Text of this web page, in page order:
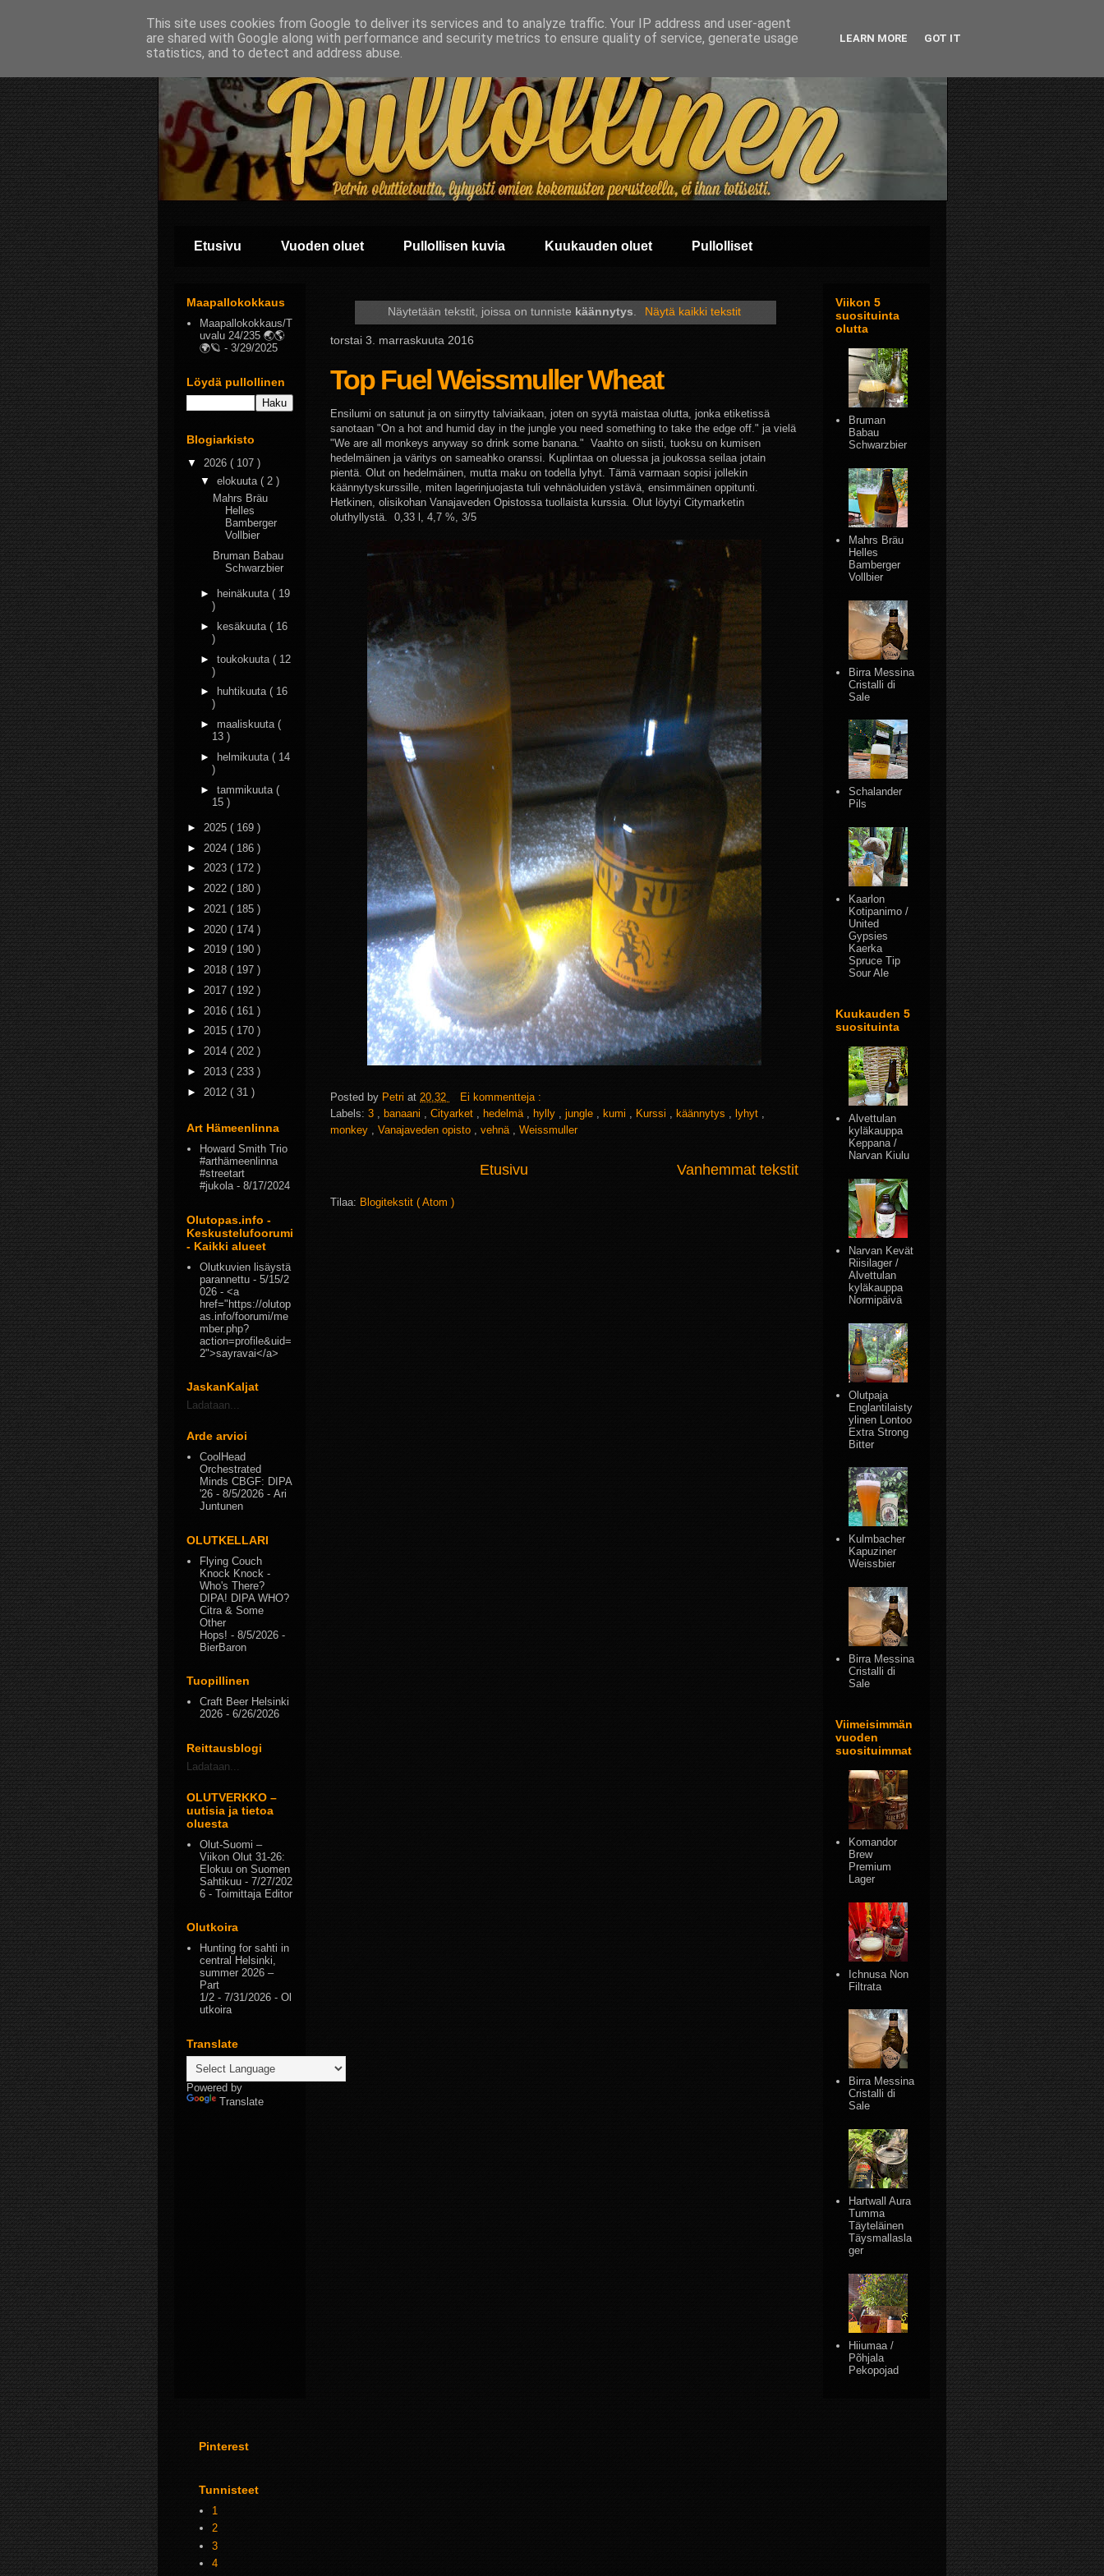
Etusivu Vuoden oluet Pullollisen kuvia Kuukauden oluet Pullolliset
Näytetään tekstit, joissa on tunniste käännytys. Näytä kaikki tekstit
torstai 3. marraskuuta 2016
Top Fuel Weissmuller Wheat
Ensilumi on satunut ja on siirrytty talviaikaan, joten on syytä maistaa olutta, jonka etiketissä
sanotaan "On a hot and humid day in the jungle you need something to take the edge off." ja vielä
"We are all monkeys anyway so drink some banana." Vaahto on siisti, tuoksu on kumisen
hedelmäinen ja väritys on sameahko oranssi. Kuplintaa on oluessa ja joukossa seilaa jotain
pientä. Olut on hedelmäinen, mutta maku on todella lyhyt. Tämä varmaan sopisi jollekin
käännytyskurssille, miten lagerinjuojasta tuli vehnäoluiden ystävä, ensimmäinen oppitunti.
Hetkinen, olisikohan Vanajaveden Opistossa tuollaista kurssia. Olut löytyi Citymarketin
oluthyllystä. 0,33 l, 4,7 %, 3/5
Posted by Petri at 20.32
Ei kommentteja :
Labels: 3 , banaani , Cityarket , hedelmä , hylly , jungle , kumi , Kurssi , käännytys , lyhyt ,
monkey , Vanajaveden opisto , vehnä , Weissmuller
Vanhemmat tekstit
Etusivu
Tilaa: Blogitekstit ( Atom )
Maapallokokkaus
Maapallokokkaus/T
uvalu 24/235 🌏🌎
🌍🪐 - 3/29/2025
Löydä pullollinen
Blogiarkisto
▼ 2026 ( 107 )
▼ elokuuta ( 2 )
Mahrs Bräu
Helles
Bamberger
Vollbier
Bruman Babau
Schwarzbier
► heinäkuuta ( 19
)
►
kesäkuuta ( 16
)
► toukokuuta ( 12
)
►
huhtikuuta ( 16
)
► maaliskuuta (
13 )
►
helmikuuta ( 14
)
► tammikuuta (
15 )
► 2025 ( 169 )
► 2024 ( 186 )
► 2023 ( 172 )
► 2022 ( 180 )
► 2021 ( 185 )
► 2020 ( 174 )
► 2019 ( 190 )
► 2018 ( 197 )
► 2017 ( 192 )
► 2016 ( 161 )
► 2015 ( 170 )
► 2014 ( 202 )
► 2013 ( 233 )
► 2012 ( 31 )
Art Hämeenlinna
Howard Smith Trio
#arthämeenlinna
#streetart
#jukola- 8/17/2024
Olutopas.info -
Keskustelufoorumi
- Kaikki alueet
Olutkuvien lisäystä
parannettu - 5/15/2
026 - <a
href="https://olutop
as.info/foorumi/me
mber.php?
action=profile&uid=
2">sayravai</a>
JaskanKaljat
Ladataan...
Arde arvioi
CoolHead
Orchestrated
Minds CBGF: DIPA
'26 - 8/5/2026 - Ari
Juntunen
OLUTKELLARI
Flying Couch
Knock Knock -
Who's There?
DIPA! DIPA WHO?
Citra & Some
Other
Hops! - 8/5/2026 -
BierBaron
Tuopillinen
Craft Beer Helsinki
2026 - 6/26/2026
Reittausblogi
Ladataan...
OLUTVERKKO –
uutisia ja tietoa
oluesta
Olut-Suomi –
Viikon Olut 31-26:
Elokuu on Suomen
Sahtikuu - 7/27/202
6 - Toimittaja Editor
Olutkoira
Hunting for sahti in
central Helsinki,
summer 2026 –
Part
1/2 - 7/31/2026 - Ol
utkoira
Translate
Powered by
Translate
Viikon 5
suosituinta
olutta
Bruman
Babau
Schwarzbier
Mahrs Bräu
Helles
Bamberger
Vollbier
Birra Messina
Cristalli di
Sale
Schalander
Pils
Kaarlon
Kotipanimo /
United
Gypsies
Kaerka
Spruce Tip
Sour Ale
Kuukauden 5
suosituinta
Alvettulan
kyläkauppa
Keppana /
Narvan Kiulu
Narvan Kevät
Riisilager /
Alvettulan
kyläkauppa
Normipäivä
Olutpaja
Englantilaisty
ylinen Lontoo
Extra Strong
Bitter
Kulmbacher
Kapuziner
Weissbier
Birra Messina
Cristalli di
Sale
Viimeisimmän
vuoden
suosituimmat
Komandor
Brew
Premium
Lager
Ichnusa Non
Filtrata
Birra Messina
Cristalli di
Sale
Hartwall Aura
Tumma
Täyteläinen
Täysmallasla
ger
Hiiumaa /
Põhjala
Pekopojad
Pinterest
Tunnisteet
1
2
3
4
This site uses cookies from Google to deliver its services and to analyze traffic. Your IP address and user-agent
are shared with Google along with performance and security metrics to ensure quality of service, generate usage
statistics, and to detect and address abuse.
LEARN MORE GOT IT